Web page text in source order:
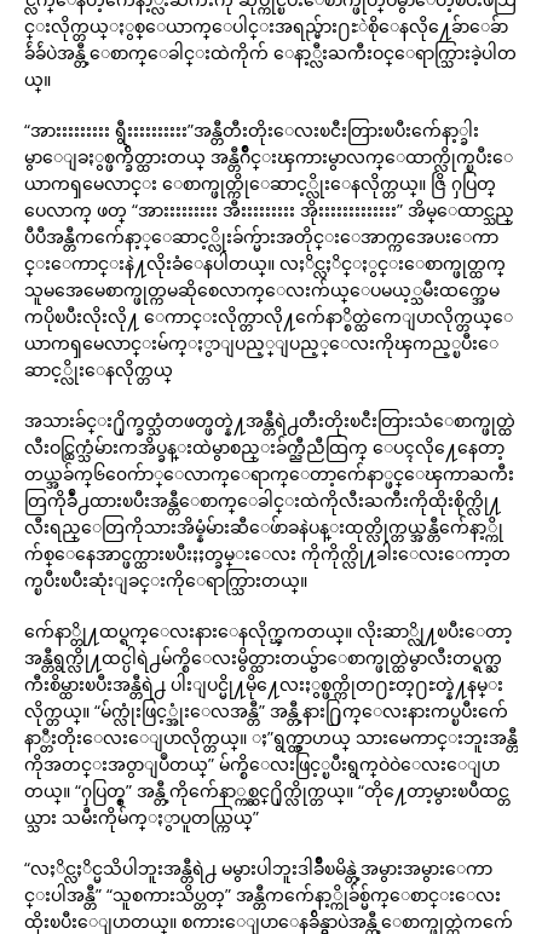
င္းလိုက္တယ္ႏွစ္ေယာက္ေပါင္းအရည္မ်ား႐ႊဲစိုေနလို႔ေခ်ာေခ်ာ
ခ်ဴခ်ဴပဲအန္တီ့ေစာက္ေခါင္းထဲကိုက် ေနာ့္လီးႀကီးဝင္ေရာက္သြားခဲ့ပါတ
ယ္။
“အားးးးးးးးး ရွီးးးးးးးးးး”အန္တီတီးတိုးေလးၿငီးတြားၿပီးက်ေနာ့္ခါး
မွာေျခႏွစ္ဖက္ခ်ိတ္ထားတယ္ အန္တီဂ်ိဳင္းၾကားမွာလက္ေထာက္လိုက္ၿပီးေ
ယာကၡမေလာင္း ေစာက္ဖုတ္ကိုေဆာင့္လိုးေနလိုက္တယ္။ ဇြိ ႁပြတ္
ပေလာက္ ဖတ္ “အားးးးးးးးး အီးးးးးးးးး အိုးးးးးးးးးးးးး” အိမ္ေထာင္သည္
ပီပီအန္တီကက်ေနာ့္ေဆာင့္လိုးခ်က္မ်ားအတိုင္းေအာက္ကအေပးေကာ
င္းေကာင္းနဲ႔လိုးခံေနပါတယ္။ လႈိင္လႈိင္ႏွင္းေစာက္ဖုတ္ထက္
သူမအေမေစာက္ဖုတ္ကမဆိုစေလာက္ေလးက်ယ္ေပမယ့္သမီးထက္အေမ
ကပိုၿပီးလိုးလို႔ ေကာင္းလိုက္တာလို႔က်ေနာ္စိတ္ထဲကေျပာလိုက္တယ္ေ
ယာကၡမေလာင္းမ်က္ႏွာျပည့္ျပည့္ေလးကိုၾကည့္ၿပီးေ
ဆာင့္လိုးေနလိုက္တယ္
အသားခ်င္း႐ိုက္ခတ္သံတဖတ္ဖတ္နဲ႔အန္တီရဲ႕တီးတိုးၿငီးတြားသံေစာက္ဖုတ္ထဲ
လီးဝင္ထြက္သံမ်ားကအိပ္ခန္းထဲမွာစည္းခ်က္ညီညီထြက္ ေပၚလို႔ေနေတာ့
တယ္အခ်က္၆၀ေက်ာ္ေလာက္ေရာက္ေတာ့က်ေနာ္ဖင္ေၾကာႀကီး
တြကိုခ်ဳံ႕ထားၿပီးအန္တီေစာက္ေခါင္းထဲကိုလီးႀကီးကိုထိုးစိုက္လို႔
လီးရည္ေတြကိုသားအိမ္နံမ်ားဆီေဖ်ာခနဲပန္းထုတ္လိုက္တယ္အန္တီက်ေနာ့္ကို
က်စ္ေနေအာင္ဖက္ထားၿပီးႏႈတ္ခမ္းေလး ကိုကိုက္လို႔ခါးေလးေကာ့တ
က္ၿပီးၿပီးဆုံးျခင္းကိုေရာက္သြားတယ္။
က်ေနာ္တို႔ထပ္ရက္ေလးနားေနလိုက္ၾကတယ္။ လိုးဆာ္လို႔ၿပီးေတာ့
အန္တီရွက္လို႔ထင္ပါရဲ႕မ်က္စိေလးမွိတ္ထားတယ္ဗ်ာေစာက္ဖုတ္ထဲမွာလီးတပ္ရက္ႀ
ကီးစိမ္ထားၿပီးအန္တီရဲ႕ ပါးျပင္မို႔မို႔ေလးႏွစ္ဖက္ကိုတ႐ႊတ္႐ႊတ္နဲ႔နမ္း
လိုက္တယ္။ “မ်က္လုံးဖြင့္အုံးေလအန္တီ” အန္တီ့နား႐ြက္ေလးနားကပ္ၿပီးက်ေ
နာ္တီးတိုးေလးေျပာလိုက္တယ္။ ႈ”ရွက္ထွာဟယ္ သားမေကာင္းဘူးအန္တီ
ကိုအတင္းအဝွာျပဳတယ္” မ်က္စိေလးဖြင့္ၿပီးရွက္ဝဲဝဲေလးေျပာ
တယ္။ “ႁပြတ္စ္” အန္တီ့ကိုက်ေနာ္ကစ္ဆင္႐ိုက္လိုက္တယ္။ “တို႔ေတာ့မွားၿပီထင္တ
ယ္သား သမီးကိုမ်က္ႏွာပူတယ္ကြယ္”
“လႈိင္လႈိင္မသိပါဘူးအန္တီရဲ႕ မမွားပါဘူးဒါခ်ိဳၿမိန္တဲ့အမွားအမွားေကာ
င္းပါအန္တီ” “သူစကားသိပ္တတ္” အန္တီကက်ေနာ့္ကိုခ်စ္မ်က္ေစာင္းေလး
ထိုးၿပီးေျပာတယ္။ စကားေျပာေနခ်ိန္မွာပဲအန္တီ့ေစာက္ဖုတ္ထဲကက်ေ